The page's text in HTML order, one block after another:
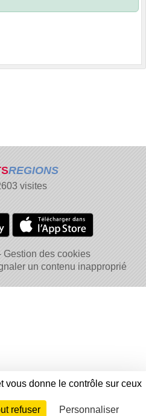
REGIONS
visites
Gestion des cookies
un contenu inapproprié
Connexion
vous donne le contrôle sur ceux
refuser Personnaliser